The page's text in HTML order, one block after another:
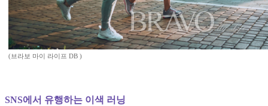
(브라보 마이 라이프 DB )
SNS에서 유행하는 이색 러닝